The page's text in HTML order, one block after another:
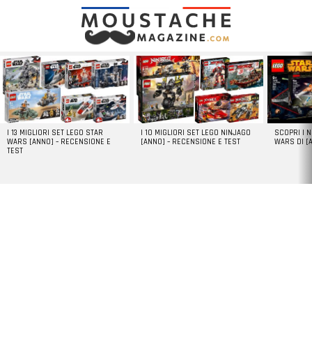
LATEST
STORIES
I 13 MIGLIORI SET LEGO STAR
WARS [ANNO] – RECENSIONE E
TEST
I 10 MIGLIORI SET LEGO NINJAGO
[ANNO] – RECENSIONE E TEST
SCOPRI I
WARS DI